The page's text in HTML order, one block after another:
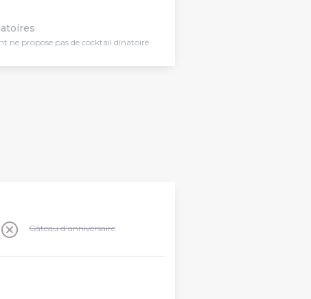
ne propose pas de cocktail dînatoire
Gâteau d'anniversaire